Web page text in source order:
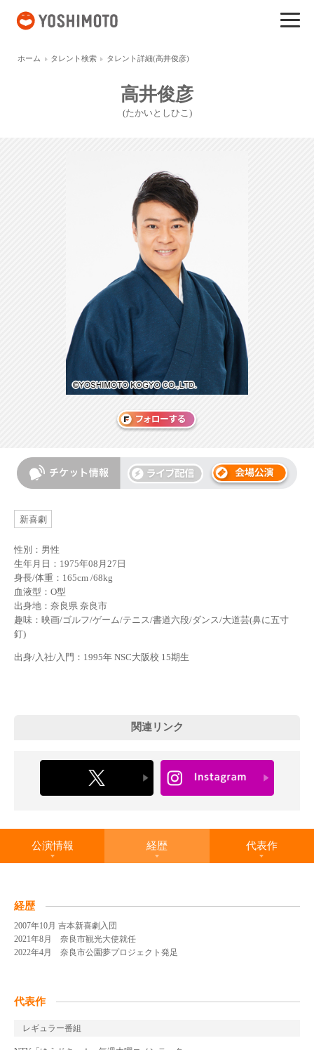
ホーム タレント検索 タレント詳細(高井俊彦)
高井俊彦
(たかいとしひこ)
新喜劇
性別：男性
生年月日：1975年08月27日
身長/体重：165cm /68kg
血液型：O型
出身地：奈良県 奈良市
趣味：映画/ゴルフ/ゲーム/テニス/書道六段/ダンス/大道芸(鼻に五寸
釘)
出身/入社/入門：1995年 NSC大阪校 15期生
関連リンク
公演情報 経歴 代表作
経歴
2007年10月 吉本新喜劇入団
2021年8月 奈良市観光大使就任
2022年4月 奈良市公園夢プロジェクト発足
代表作
レギュラー番組